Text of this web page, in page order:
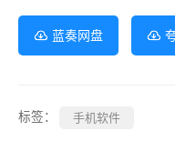
蓝奏网盘
标签： 手机软件